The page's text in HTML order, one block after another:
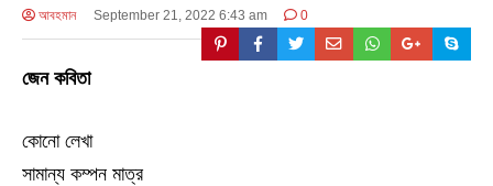
আবহমান September 21, 2022 6:43 am 0
জেন কবিতা
কোনো লেখা
সামান্য কম্পন মাত্র